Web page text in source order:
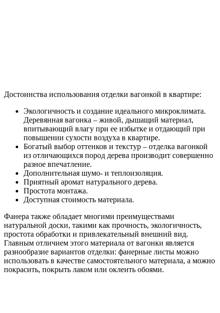
Достоинства использования отделки вагонкой в квартире:
Экологичность и создание идеального микроклимата.
Деревянная вагонка – живой, дышащий материал,
впитывающий влагу при ее избытке и отдающий при
повышении сухости воздуха в квартире.
Богатый выбор оттенков и текстур – отделка вагонкой
из отличающихся пород дерева производит совершенно
разное впечатление.
Дополнительная шумо- и теплоизоляция.
Приятный аромат натурального дерева.
Простота монтажа.
Доступная стоимость материала.
Фанера также обладает многими преимуществами
натуральной доски, такими как прочность, экологичность,
простота обработки и привлекательный внешний вид.
Главным отличием этого материала от вагонки является
разнообразие вариантов отделки: фанерные листы можно
использовать в качестве самостоятельного материала, а можно
покрасить, покрыть лаком или оклеить обоями.